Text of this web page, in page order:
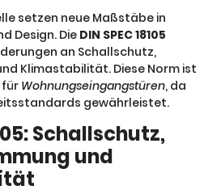
setzen neue Maßstäbe in
Design. Die DIN SPEC 18105
an Schallschutz,
Klimastabilität. Diese Norm ist
Wohnungseingangstüren, da
gewährleistet.
Schallschutz,
und